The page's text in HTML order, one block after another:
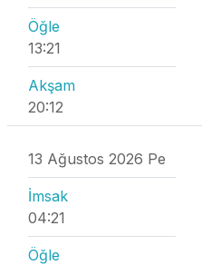
Öğle
13:21
Akşam
20:12
13 Ağustos 2026 Pe
İmsak
04:21
Öğle